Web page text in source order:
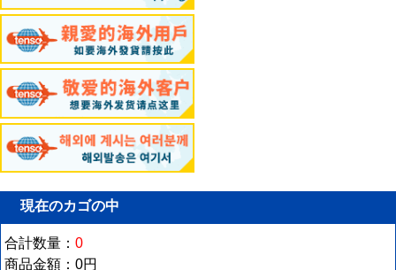
現在のカゴの中
合計数量：0
商品金額：0円